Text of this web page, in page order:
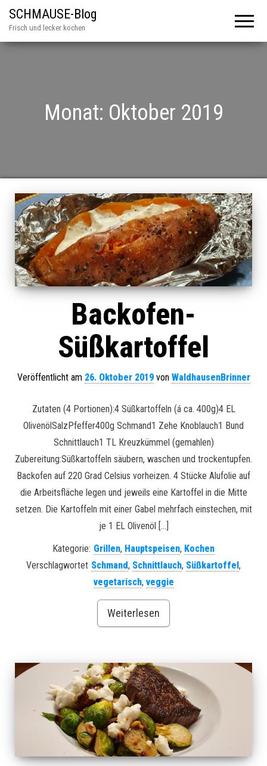
SCHMAUSE-Blog
Frisch und lecker kochen
Monat: Oktober 2019
Backofen-
Süßkartoffel
Veröffentlicht am 26. Oktober 2019von WaldhausenBrinner
Zutaten (4 Portionen):4 Süßkartoffeln (á ca. 400g)4 EL
OlivenölSalzPfeffer400g Schmand1 Zehe Knoblauch1 Bund
Schnittlauch1 TL Kreuzkümmel (gemahlen)
Zubereitung:Süßkartoffeln säubern, waschen und trockentupfen.
Backofen auf 220 Grad Celsius vorheizen. 4 Stücke Alufolie auf
die Arbeitsfläche legen und jeweils eine Kartoffel in die Mitte
setzen. Die Kartoffeln mit einer Gabel mehrfach einstechen, mit
je 1 EL Olivenöl […]
Kategorie: Grillen, Hauptspeisen, Kochen
Verschlagwortet Schmand, Schnittlauch, Süßkartoffel ,
vegetarisch, veggie
Weiterlesen